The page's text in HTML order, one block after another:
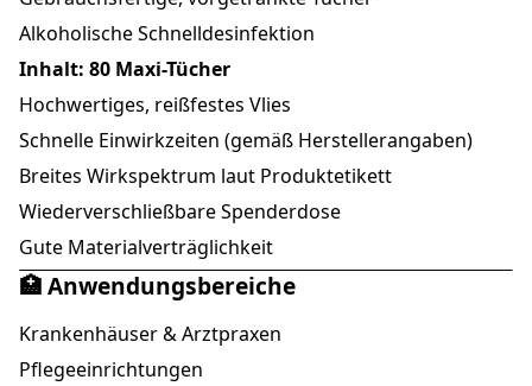
Alkoholische Schnelldesinfektion
Inhalt: 80 Maxi-Tücher
Hochwertiges, reißfestes Vlies
Schnelle Einwirkzeiten (gemäß Herstellerangaben)
Breites Wirkspektrum laut Produktetikett
Wiederverschließbare Spenderdose
Gute Materialverträglichkeit
🏥 Anwendungsbereiche
Krankenhäuser & Arztpraxen
Pflegeeinrichtungen